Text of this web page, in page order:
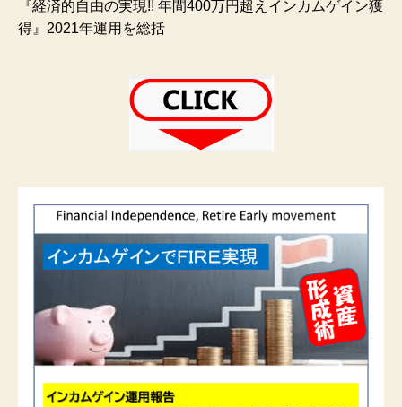
『経済的自由の実現!! 年間400万円超えインカムゲイン獲
得』2021年運用を総括